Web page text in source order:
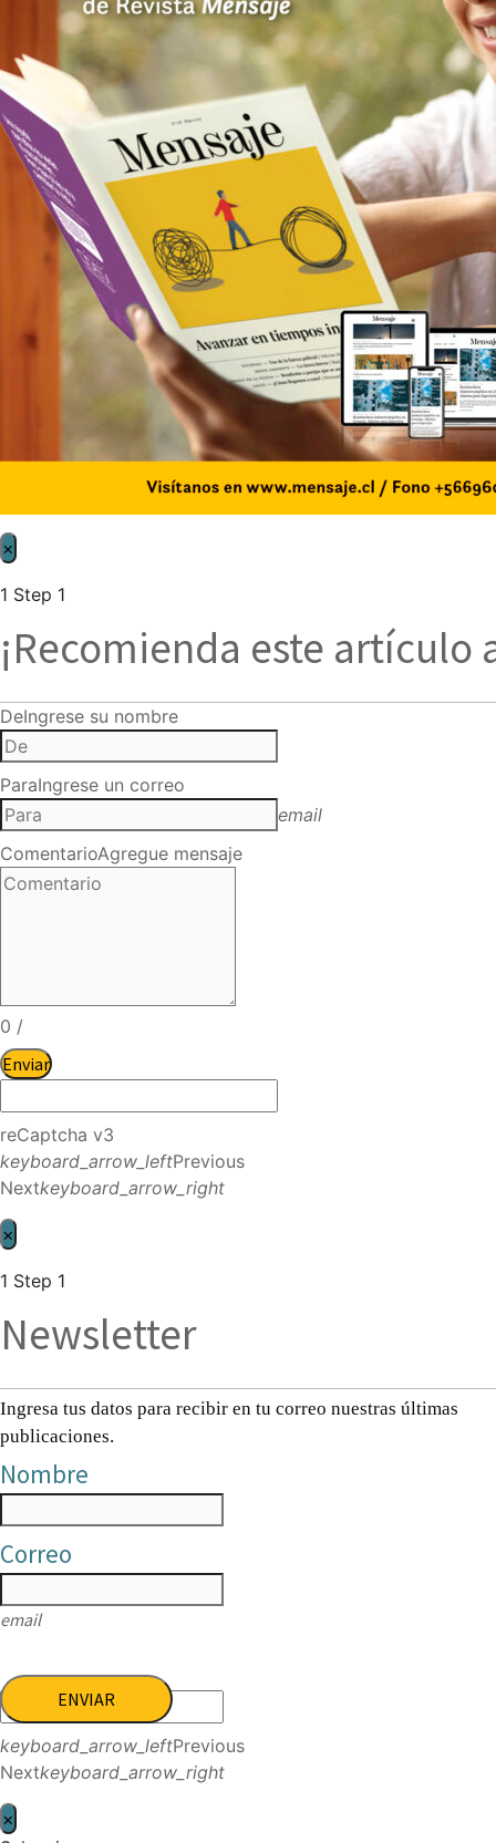
×
1 Step 1
¡Recomienda este artículo
DeIngrese su nombre
ParaIngrese un correo
email
ComentarioAgregue mensaje
0 /
Enviar
reCaptcha v3
keyboard_arrow_leftPrevious
Nextkeyboard_arrow_right
×
1 Step 1
Newsletter
Ingresa tus datos para recibir en tu correo nuestras últimas
publicaciones.
Nombre
Correo
email
ENVIAR
keyboard_arrow_leftPrevious
Nextkeyboard_arrow_right
×